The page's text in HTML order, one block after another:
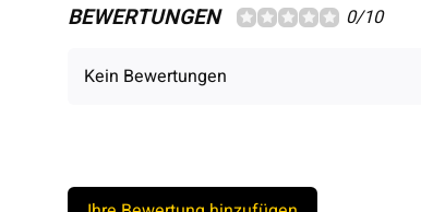
BEWERTUNGEN 0/10
Kein Bewertungen